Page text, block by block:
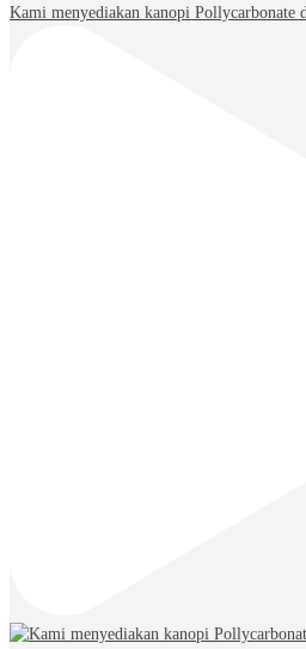
Kami menyediakan kanopi Pollycarbonate